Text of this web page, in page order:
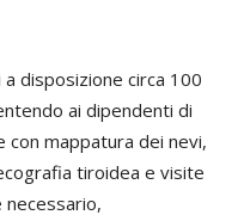
disposizione circa 100
ai dipendenti di
mappatura dei nevi,
tiroidea e visite
necessario,